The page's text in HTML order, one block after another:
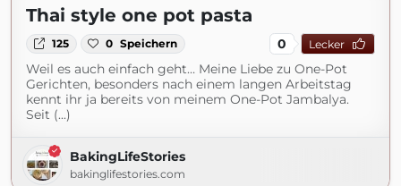
Thai style one pot pasta
125 0 Speichern 0 Lecker
Weil es auch einfach geht… Meine Liebe zu One-Pot
Gerichten, besonders nach einem langen Arbeitstag
kennt ihr ja bereits von meinem One-Pot Jambalya.
Seit (...)
BakingLifeStories
bakinglifestories.com